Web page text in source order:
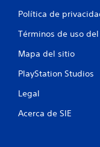
Política de
Términos de uso
Mapa del sitio
PlayStation Studios
Legal
Acerca de SIE